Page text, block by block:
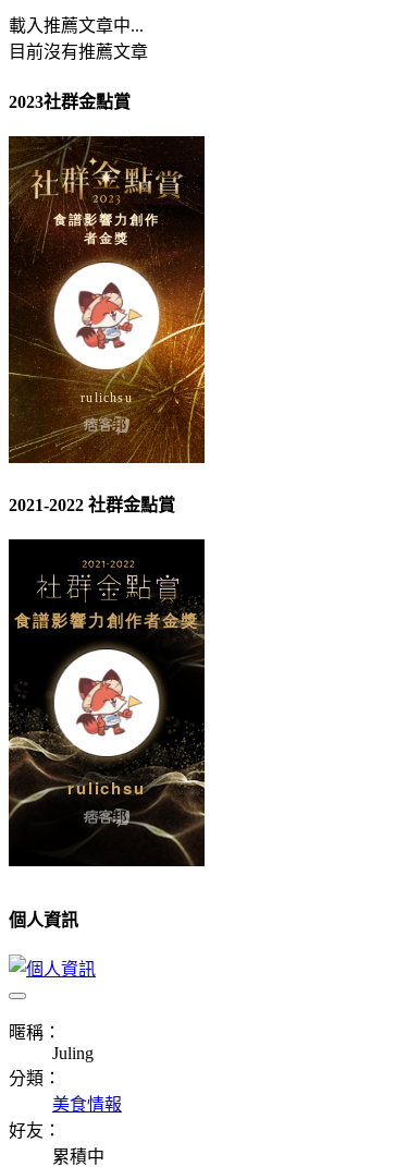
載入推薦文章中...
目前沒有推薦文章
2023社群金點賞
2021-2022 社群金點賞
個人資訊
暱稱：
Juling
分類：
美食情報
好友：
累積中